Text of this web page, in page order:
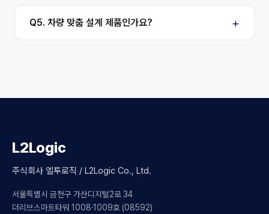
Q5. 차량 맞춤 설계 제품인가요?
L2Logic
주식회사 엘투로직 / L2Logic Co., Ltd.
서울특별시 금천구 가산디지털2로 34
더리브스마트타워 1008·1009호 (08592)